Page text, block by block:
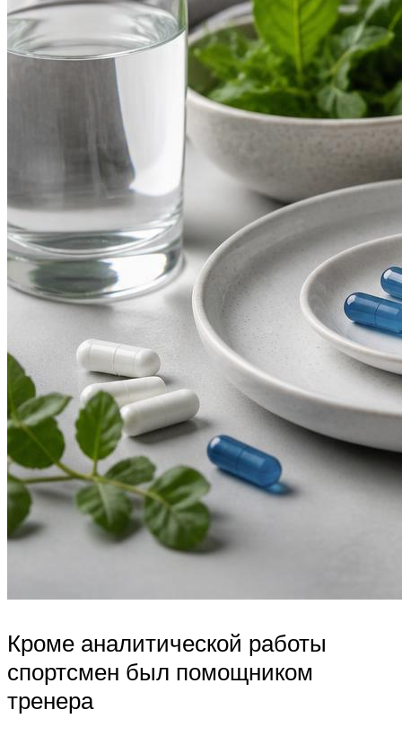
Кроме аналитической работы
спортсмен был помощником
тренера